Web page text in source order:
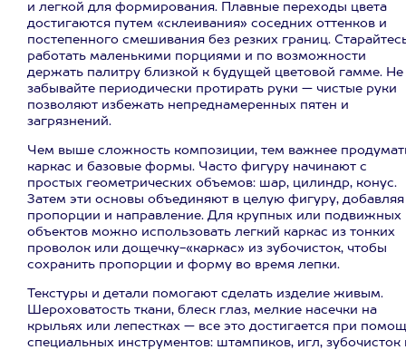
и легкой для формирования. Плавные переходы цвета
достигаются путем «склеивания» соседних оттенков и
постепенного смешивания без резких границ.
работать маленькими порциями и по возможности
держать палитру близкой к будущей цветовой гамме. Не
забывайте периодически протирать руки — чистые руки
позволяют избежать непреднамеренных пятен и
загрязнений.
Чем выше сложность композиции, тем важнее
каркас и базовые формы. Часто фигуру начинают с
простых геометрических объемов: шар, цилиндр, конус.
Затем эти основы объединяют в целую фигуру, добавляя
пропорции и направление. Для крупных или подвижных
объектов можно использовать легкий каркас из тонких
проволок или дощечку-«каркас» из зубочисток, чтобы
сохранить пропорции и форму во время лепки.
Текстуры и детали помогают сделать изделие живым.
Шероховатость ткани, блеск глаз, мелкие насечки на
крыльях или лепестках — все это достигается при
специальных инструментов: штампиков, игл, зубочисток